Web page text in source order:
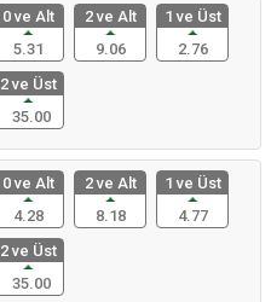
0 ve Alt
5.31
2 ve Alt
9.06
1 ve Üst
2.76
2 ve Üst
35.00
0 ve Alt
4.28
2 ve Alt
8.18
1 ve Üst
4.77
2 ve Üst
35.00